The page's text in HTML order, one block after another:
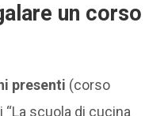
un corso
presenti (corso
scuola di cucina